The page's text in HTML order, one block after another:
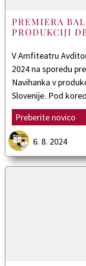
PREMIERA
PRODUKCIJI
V Amfiteatru
2024 na sporedu
Navihanka v
Slovenije. Pod
Preberite novico
6. 8. 2024